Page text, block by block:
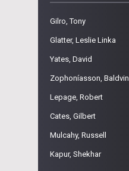
Gilro, Tony
Glatter, Leslie Linka
Yates, David
Zophoníasson, Baldvin
Lepage, Robert
Cates, Gilbert
Mulcahy, Russell
Kapur, Shekhar